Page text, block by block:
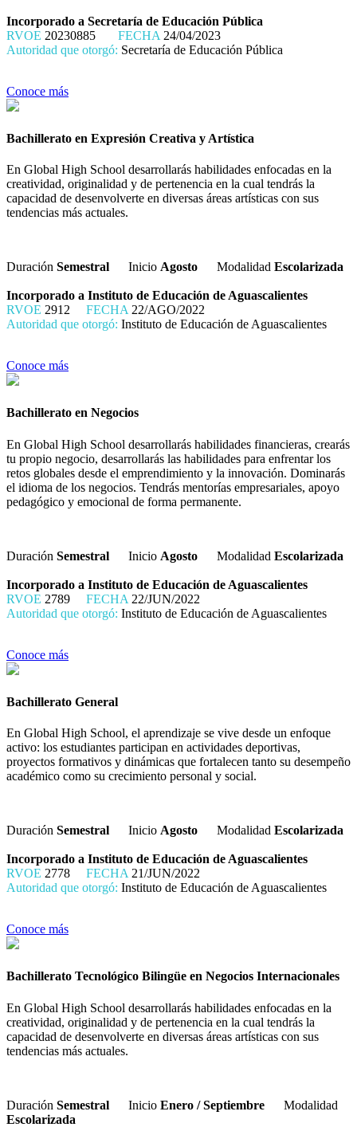
Incorporado a Secretaría de Educación Pública
RVOE 20230885 FECHA 24/04/2023
Autoridad que otorgó: Secretaría de Educación Pública
Conoce más
Bachillerato en Expresión Creativa y Artística
En Global High School desarrollarás habilidades enfocadas en la
creatividad, originalidad y de pertenencia en la cual tendrás la
capacidad de desenvolverte en diversas áreas artísticas con sus
tendencias más actuales.
Duración Semestral Inicio Agosto Modalidad Escolarizada
Incorporado a Instituto de Educación de Aguascalientes
RVOE 2912 FECHA 22/AGO/2022
Autoridad que otorgó: Instituto de Educación de Aguascalientes
Conoce más
Bachillerato en Negocios
En Global High School desarrollarás habilidades financieras, crearás
tu propio negocio, desarrollarás las habilidades para enfrentar los
retos globales desde el emprendimiento y la innovación. Dominarás
el idioma de los negocios. Tendrás mentorías empresariales, apoyo
pedagógico y emocional de forma permanente.
Duración Semestral Inicio Agosto Modalidad Escolarizada
Incorporado a Instituto de Educación de Aguascalientes
RVOE 2789 FECHA 22/JUN/2022
Autoridad que otorgó: Instituto de Educación de Aguascalientes
Conoce más
Bachillerato General
En Global High School, el aprendizaje se vive desde un enfoque
activo: los estudiantes participan en actividades deportivas,
proyectos formativos y dinámicas que fortalecen tanto su desempeño
académico como su crecimiento personal y social.
Duración Semestral Inicio Agosto Modalidad Escolarizada
Incorporado a Instituto de Educación de Aguascalientes
RVOE 2778 FECHA 21/JUN/2022
Autoridad que otorgó: Instituto de Educación de Aguascalientes
Conoce más
Bachillerato Tecnológico Bilingüe en Negocios Internacionales
En Global High School desarrollarás habilidades enfocadas en la
creatividad, originalidad y de pertenencia en la cual tendrás la
capacidad de desenvolverte en diversas áreas artísticas con sus
tendencias más actuales.
Duración Semestral Inicio Enero / Septiembre
Modalidad
Escolarizada